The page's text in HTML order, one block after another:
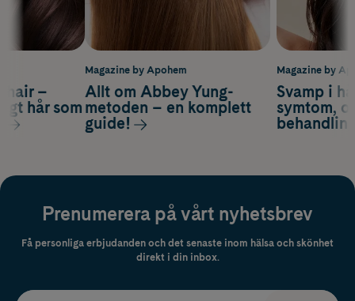
Magazine by
Svamp i
symtom,
hair –
hår som
Magazine by Apohem
Allt om Abbey Yung-
metoden – en komplett
guide!
Prenumerera på vårt nyhetsbrev
Få personliga erbjudanden och det senaste inom hälsa och skönhet
direkt i din inbox.